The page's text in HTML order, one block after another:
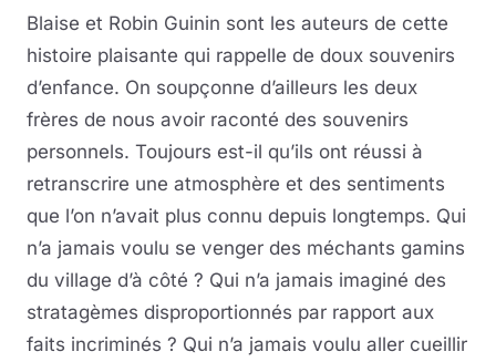
Blaise et Robin Guinin sont les auteurs de cette
histoire plaisante qui rappelle de doux souvenirs
d’enfance. On soupçonne d’ailleurs les deux
frères de nous avoir raconté des souvenirs
personnels. Toujours est-il qu’ils ont réussi à
retranscrire une atmosphère et des sentiments
que l’on n’avait plus connu depuis longtemps. Qui
n’a jamais voulu se venger des méchants gamins
du village d’à côté ? Qui n’a jamais imaginé des
stratagèmes disproportionnés par rapport aux
faits incriminés ? Qui n’a jamais voulu aller cueillir